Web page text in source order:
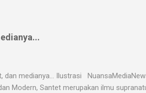
dan medianya... Ilustrasi
Modern, Santet merupakan ilmu